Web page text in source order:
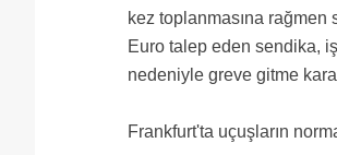
kez toplanmasına
Euro talep eden sendika,
nedeniyle greve gitme
Frankfurt'ta uçuşların